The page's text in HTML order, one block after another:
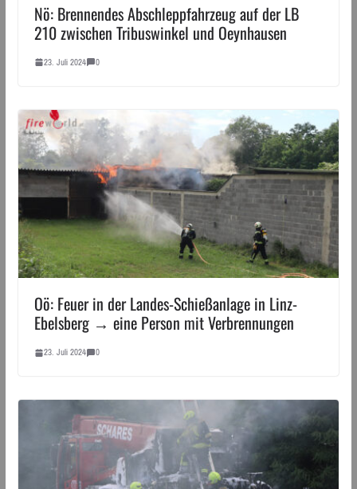
Nö: Brennendes Abschleppfahrzeug auf der LB
210 zwischen Tribuswinkel und Oeynhausen
23. Juli 2024 0
Oö: Feuer in der Landes-Schießanlage in Linz-
Ebelsberg → eine Person mit Verbrennungen
23. Juli 2024 0